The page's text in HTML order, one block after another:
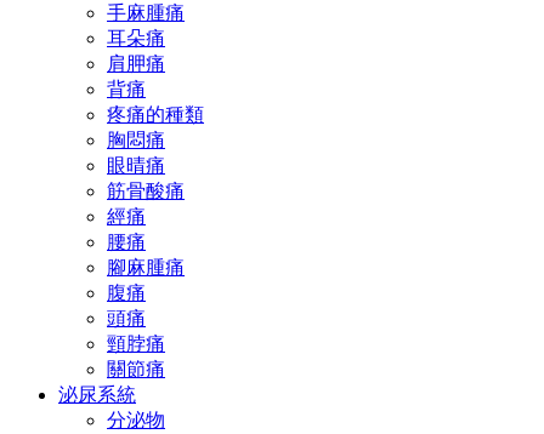
手麻腫痛
耳朵痛
肩胛痛
背痛
疼痛的種類
胸悶痛
眼晴痛
筋骨酸痛
經痛
腰痛
腳麻腫痛
腹痛
頭痛
頸脖痛
關節痛
泌尿系統
分泌物